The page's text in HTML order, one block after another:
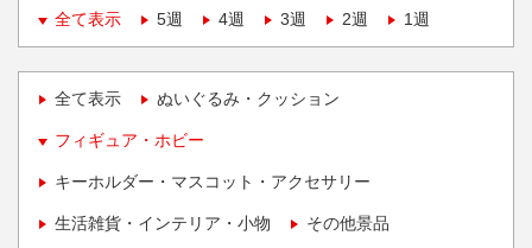
全て表示
5週 4週 3週 2週 1週
全て表示 ぬいぐるみ・クッション
フィギュア・ホビー
キーホルダー・マスコット・アクセサリー
生活雑貨・インテリア・小物 その他景品